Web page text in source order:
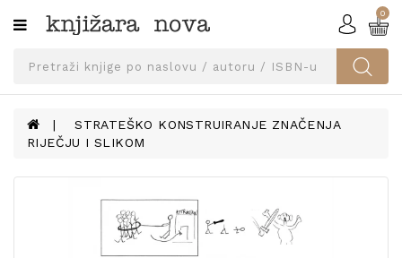
Kategorije
SVEUČILIŠNA
UDŽBENICI
0
STRATEŠKO KONSTRUIRANJE ZNAČENJA
RIJEČJU I SLIKOM